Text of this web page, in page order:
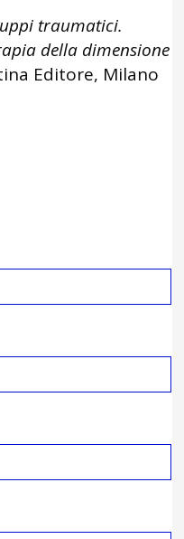
traumatici.
della dimensione
Editore, Milano